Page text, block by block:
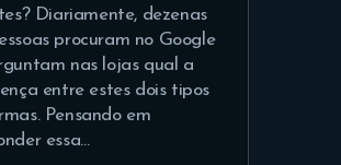
Diariamente, dezenas
procuram no Google
nas lojas qual a
entre estes dois tipos
Pensando em
essa…